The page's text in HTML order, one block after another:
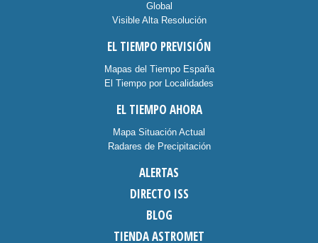
Global
Visible Alta Resolución
EL TIEMPO PREVISIÓN
Mapas del Tiempo España
El Tiempo por Localidades
EL TIEMPO AHORA
Mapa Situación Actual
Radares de Precipitación
ALERTAS
DIRECTO ISS
BLOG
TIENDA ASTROMET